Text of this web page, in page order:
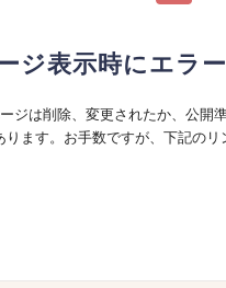
ジ表示時にエラ
ジは削除、変更されたか、公開
ります。お手数ですが、下記のリ